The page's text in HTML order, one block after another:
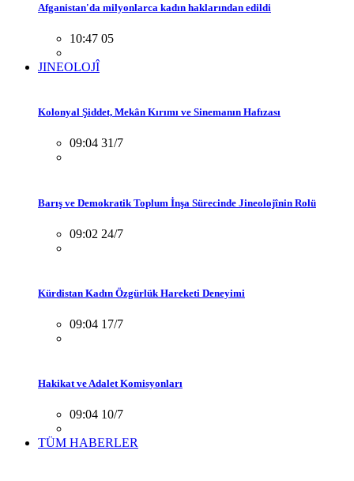
Afganistan'da milyonlarca kadın haklarından edildi
10:47 05
JINEOLOJÎ
Kolonyal Şiddet, Mekân Kırımı ve Sinemanın Hafızası
09:04 31/7
Barış ve Demokratik Toplum İnşa Sürecinde Jineolojînin Rolü
09:02 24/7
Kürdistan Kadın Özgürlük Hareketi Deneyimi
09:04 17/7
Hakikat ve Adalet Komisyonları
09:04 10/7
TÜM HABERLER